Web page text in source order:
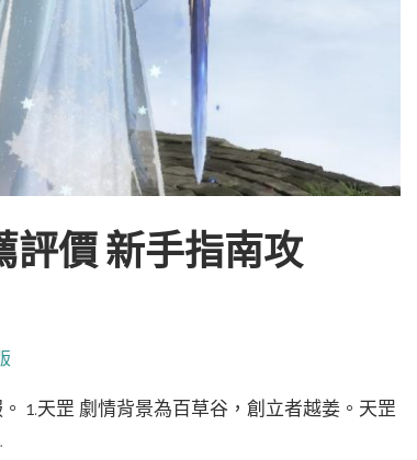
評價 新手指南攻
1.天罡 劇情背景為百草谷，創立者越姜。天罡